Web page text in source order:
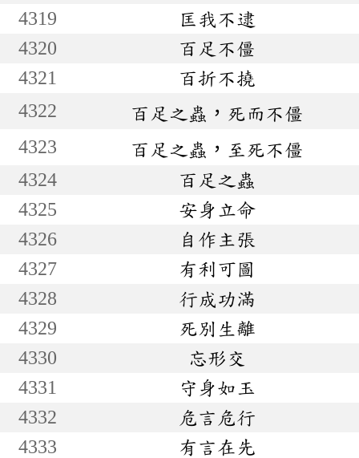
4319
匡我不逮
4320
百足不僵
4321
百折不撓
4322
百足之蟲，死而不僵
4323
百足之蟲，至死不僵
4324
百足之蟲
4325
安身立命
4326
自作主張
4327
有利可圖
4328
行成功滿
4329
死別生離
4330
忘形交
4331
守身如玉
4332
危言危行
4333
有言在先